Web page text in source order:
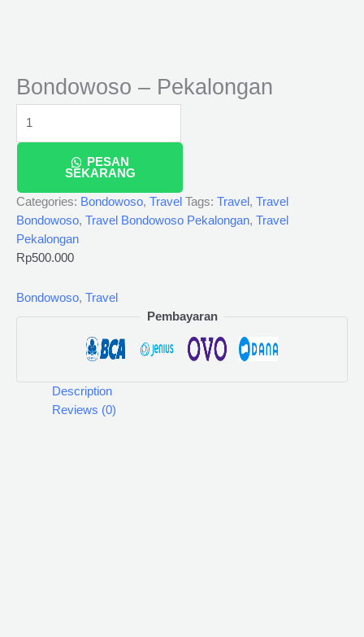
Bondowoso – Pekalongan
PESAN
SEKARANG
Categories: Bondowoso, Travel Tags: Travel , Travel
Bondowoso, Travel Bondowoso Pekalongan, Travel
Pekalongan
Rp500.000
Bondowoso, Travel
Pembayaran
Description
Reviews (0)